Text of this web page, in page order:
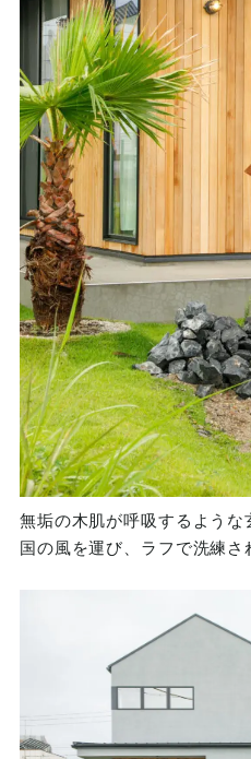
無垢の木肌が呼吸するよう
国の風を運び、ラフで洗練さ